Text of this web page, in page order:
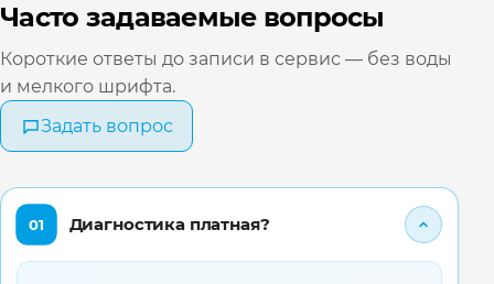
Часто задаваемые вопросы
Короткие ответы до записи в сервис — без воды
и мелкого шрифта.
Задать вопрос
01 Диагностика платная?